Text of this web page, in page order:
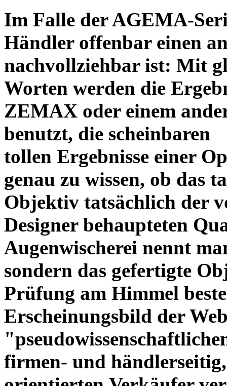
Im Falle der AGEMA-
Händler offenbar einen
nachvollziehbar ist: Mit
Worten werden die
ZEMAX oder einem
benutzt, die scheinbaren
tollen Ergebnisse einer
genau zu wissen, ob das
Objektiv tatsächlich der
Designer behaupteten
Augenwischerei nennt
sondern das gefertigte
Prüfung am Himmel
Erscheinungsbild der
firmen- und